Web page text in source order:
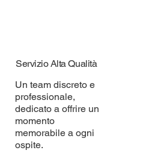
Servizio Alta Qualità
Un team discreto e
professionale,
dedicato a offrire un
momento
memorabile a ogni
ospite.